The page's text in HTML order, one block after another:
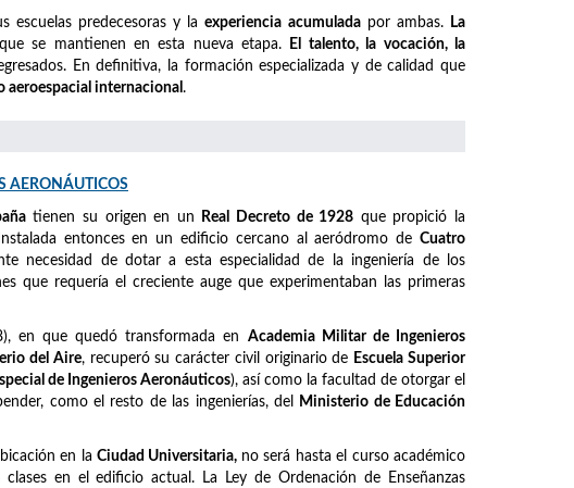
escuelas predecesoras y laexperiencia acumuladapor ambas.
La
se mantienen en esta nueva etapa.
El talento, la vocación, la
En definitiva, la formación especializada y de calidad que
aeroespacial internacional .
AERONÁUTICOS
tienen su origen en un Real Decreto de 1928 que propició la
entonces en un edificio cercano al aeródromo deCuatro
necesidad de dotar a esta especialidad de la ingeniería de los
que requería el creciente auge que experimentaban las primeras
en que quedó transformada en Academia Militar de Ingenieros
del Aire, recuperó su carácter civil originario de Escuela Superior
de Ingenieros Aeronáuticos), así como la facultad de otorgar el
como el resto de las ingenierías, del
Ministerio de Educación
en laCiudad Universitaria, no será hasta el curso académico
en el edificio actual. La Ley de Ordenación de Enseñanzas